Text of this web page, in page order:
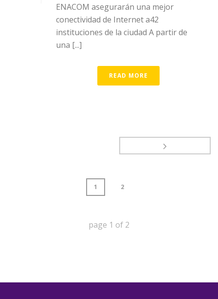
ENACOM asegurarán una mejor
conectividad de Internet a42
instituciones de la ciudad A partir de
una [...]
READ MORE
1 2
page 1 of 2